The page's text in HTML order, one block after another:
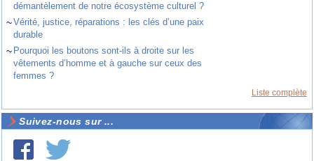
démantèlement de notre écosystème culturel ?
~Vérité, justice, réparations : les clés d’une paix
durable
~ Pourquoi les boutons sont-ils à droite sur les
vêtements d’homme et à gauche sur ceux des
femmes ?
Liste complète
Suivez-nous sur ...